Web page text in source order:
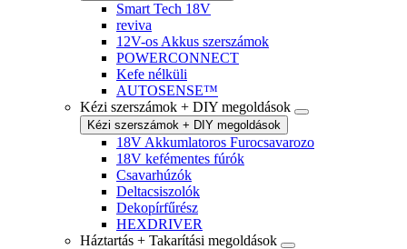
Smart Tech 18V
reviva
12V-os Akkus szerszámok
POWERCONNECT
Kefe nélküli
AUTOSENSE™
Kézi szerszámok + DIY megoldások
Kézi szerszámok + DIY megoldások
18V Akkumlatoros Furocsavarozo
18V kefémentes fúrók
Csavarhúzók
Deltacsiszolók
Dekopírfűrész
HEXDRIVER
Háztartás + Takarítási megoldások